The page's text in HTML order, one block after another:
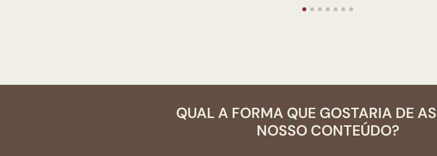
QUAL A FORMA QUE GOSTARIA DE
NOSSO CONTEÚDO?